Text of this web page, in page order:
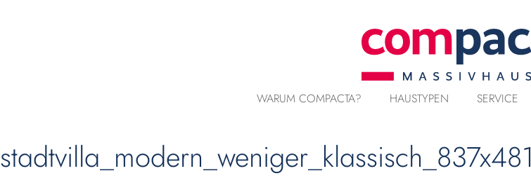
WARUM COMPACTA? HAUSTYPEN SERVICE
stadtvilla_modern_weniger_klassisch_837x481